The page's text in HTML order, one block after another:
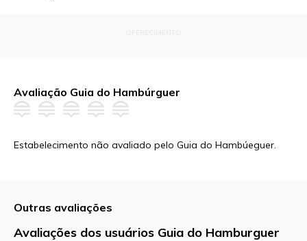
Avaliação Guia do Hambúrguer
Estabelecimento não avaliado pelo Guia do Hambúeguer.
Outras avaliações
Avaliações dos usuários Guia do Hamburguer